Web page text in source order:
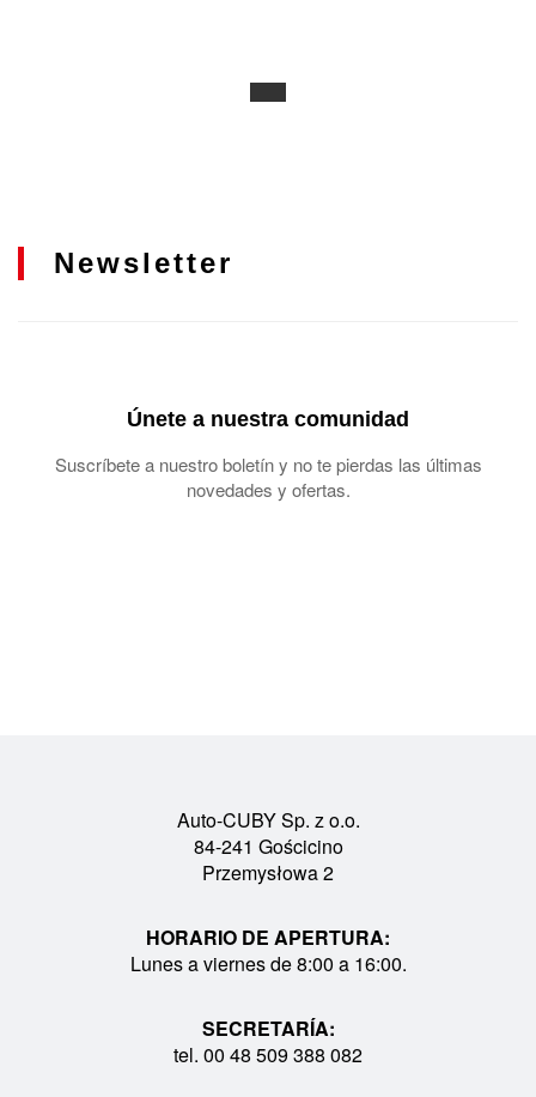
Newsletter
Únete a nuestra comunidad
Suscríbete a nuestro boletín y no te pierdas las últimas
novedades y ofertas.
Auto-CUBY Sp. z o.o.
84-241 Gościcino
Przemysłowa 2
HORARIO DE APERTURA:
Lunes a viernes de 8:00 a 16:00.
SECRETARÍA:
tel. 00 48 509 388 082